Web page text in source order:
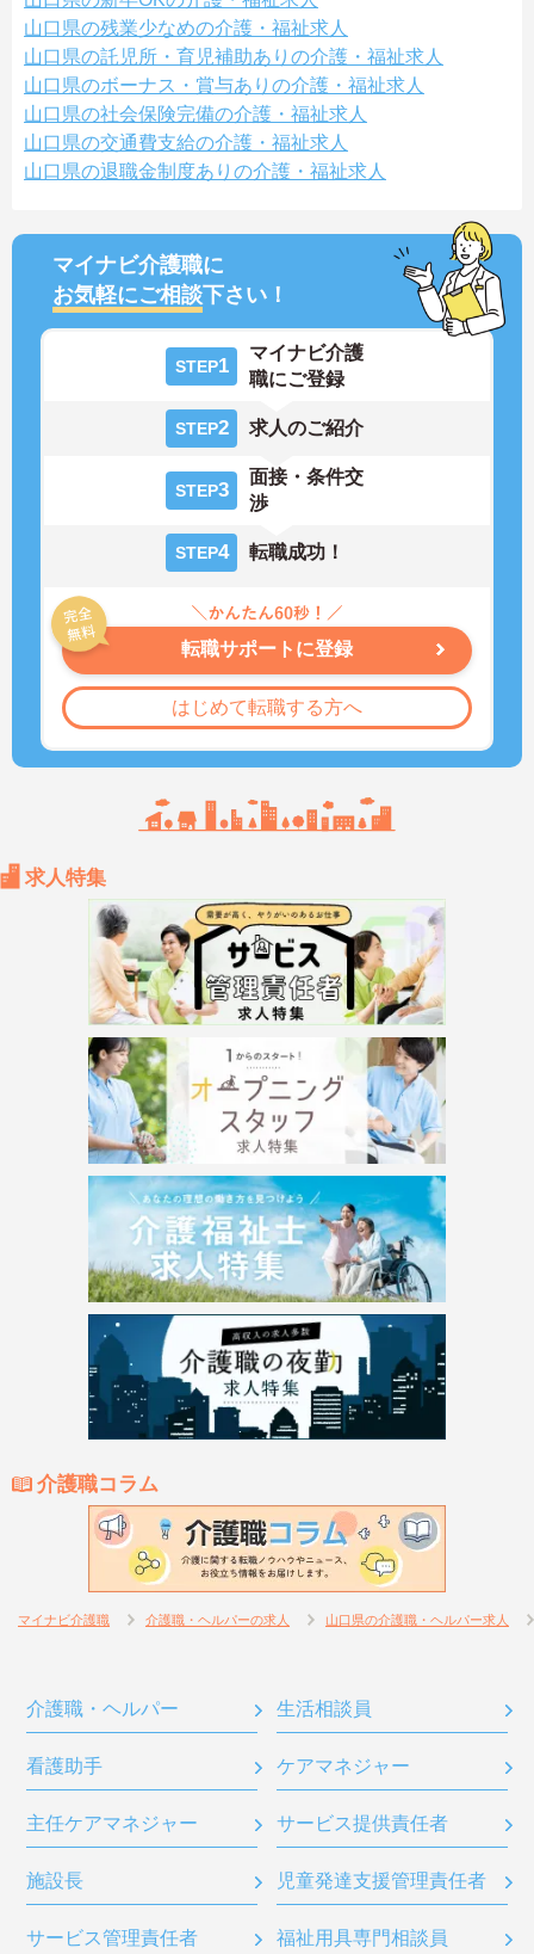
山口県の残業少なめの介護・福祉求人
山口県の託児所・育児補助ありの介護・福祉求人
山口県のボーナス・賞与ありの介護・福祉求人
山口県の社会保険完備の介護・福祉求人
山口県の交通費支給の介護・福祉求人
山口県の退職金制度ありの介護・福祉求人
マイナビ介護職に
お気軽にご相談下さい！
STEP1
マイナビ介護
職にご登録
STEP2 求人のご紹介
STEP3
面接・条件交
渉
STEP4 転職成功！
転職サポートに登録
はじめて転職する方へ
求人特集
介護職コラム
マイナビ介護職 介護職・ヘルパーの求人 山口県の介護職・ヘルパー求人
介護職・ヘルパー 生活相談員
看護助手 ケアマネジャー
主任ケアマネジャー サービス提供責任者
施設長 児童発達支援管理責任者
サービス管理責任者 福祉用具専門相談員